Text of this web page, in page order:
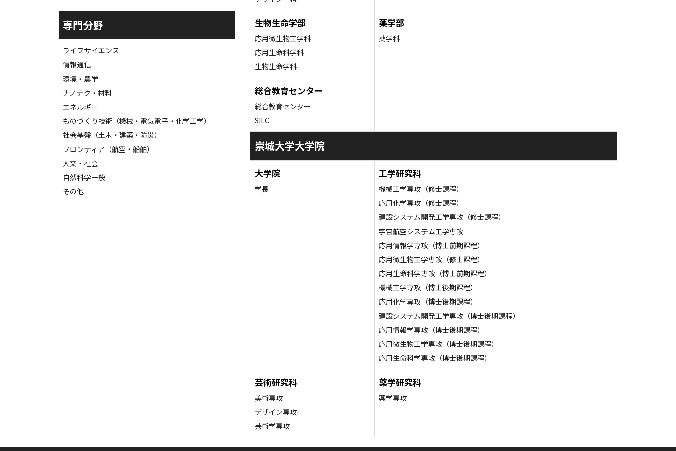
専門分野
ライフサイエンス
情報通信
環境・農学
ナノテク・材料
エネルギー
ものづくり技術（機械・電気電子・化学工学）
社会基盤（土木・建築・防災）
フロンティア（航空・船舶）
人文・社会
自然科学一般
その他
生物生命学部
応用微生物工学科
応用生命科学科
生物生命学科
薬学部
薬学科
総合教育センター
総合教育センター
SILC
崇城大学大学院
大学院
学長
工学研究科
機械工学専攻（修士課程）
応用化学専攻（修士課程）
建設システム開発工学専攻（修士課程）
宇宙航空システム工学専攻
応用情報学専攻（博士前期課程）
応用微生物工学専攻（修士課程）
応用生命科学専攻（博士前期課程）
機械工学専攻（博士後期課程）
応用化学専攻（博士後期課程）
建設システム開発工学専攻（博士後期課程）
応用情報学専攻（博士後期課程）
応用微生物工学専攻（博士後期課程）
応用生命科学専攻（博士後期課程）
芸術研究科
美術専攻
デザイン専攻
芸術学専攻
薬学研究科
薬学専攻